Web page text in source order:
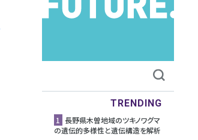
TRENDING
1 長野県木曽地域のツキノワグマ
の遺伝的多様性と遺伝構造を解析